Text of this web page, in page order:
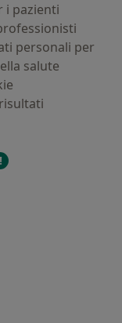
i pazienti
personali per
salute